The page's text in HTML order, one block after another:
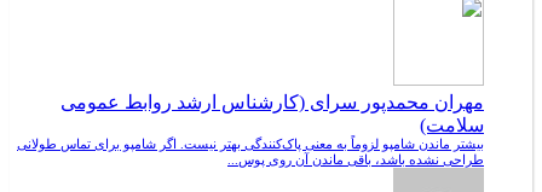
مهران محمدپور سرای (کارشناس ارشد روابط عمومی
سلامت)
بیشتر ماندن شامپو لزوماً به معنی پاک‌کنندگی بهتر نیست. اگر شامپو برای تماس طولانی
طراحی نشده باشد، باقی ماندن آن روی پوس...